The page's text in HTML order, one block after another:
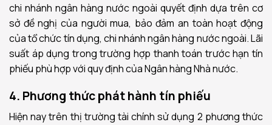
chi nhánh ngân hàng nước ngoài quyết định dựa trên cơ
sở đề nghị của người mua, bảo đảm an toàn hoạt động
của tổ chức tín dụng, chi nhánh ngân hàng nước ngoài. Lãi
suất áp dụng trong trường hợp thanh toán trước hạn tín
phiếu phù hợp với quy định của Ngân hàng Nhà nước.
4. Phương thức phát hành tín phiếu
Hiện nay trên thị trường tài chính sử dụng 2 phương thức